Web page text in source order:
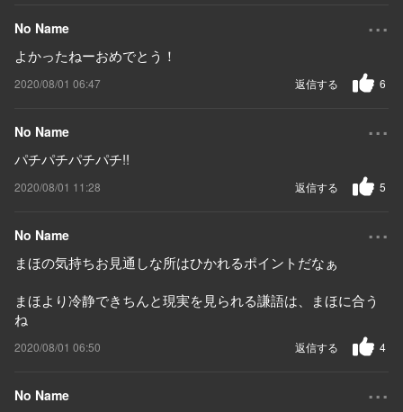
No Name ...
よかったねーおめでとう！
2020/08/01 06:47 6
返信する
No Name ...
パチパチパチパチ!!
2020/08/01 11:28 5
返信する
No Name ...
まほの気持ちお見通しな所はひかれるポイントだなぁ
まほより冷静できちんと現実を見られる謙語は、まほに合う
ね
2020/08/01 06:50 4
返信する
No Name ...